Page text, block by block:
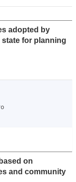
adopted by
for planning
on
and community